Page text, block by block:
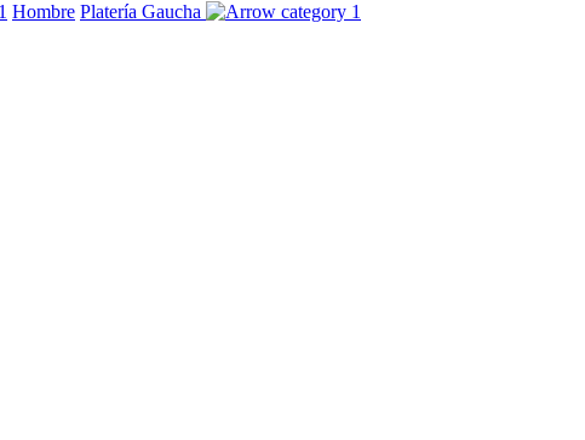
Hombre Platería Gaucha